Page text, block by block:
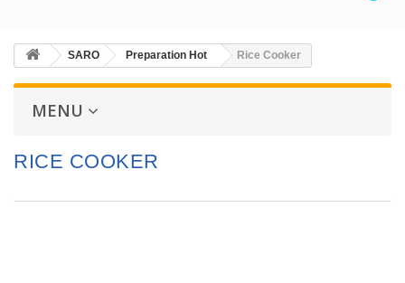
SARO Preparation Hot Rice Cooker
MENU
RICE COOKER